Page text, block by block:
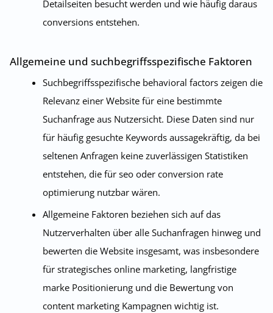
Detailseiten besucht werden und wie häufig daraus
conversions entstehen.
Allgemeine und suchbegriffsspezifische Faktoren
Suchbegriffsspezifische behavioral factors zeigen die
Relevanz einer Website für eine bestimmte
Suchanfrage aus Nutzersicht. Diese Daten sind nur
für häufig gesuchte Keywords aussagekräftig, da bei
seltenen Anfragen keine zuverlässigen Statistiken
entstehen, die für seo oder conversion rate
optimierung nutzbar wären.
Allgemeine Faktoren beziehen sich auf das
Nutzerverhalten über alle Suchanfragen hinweg und
bewerten die Website insgesamt, was insbesondere
für strategisches online marketing, langfristige
marke Positionierung und die Bewertung von
content marketing Kampagnen wichtig ist.